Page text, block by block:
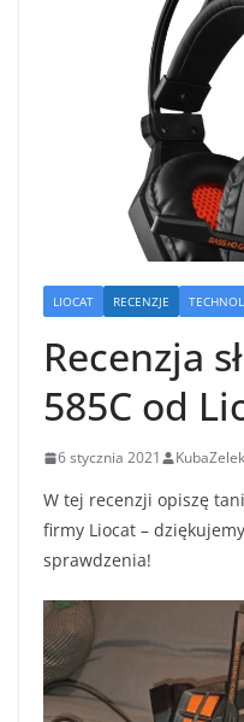
LIOCAT RECENZJE
Recenzja
585C od
6 stycznia 2021 KubaZelek
W tej recenzji opiszę
firmy Liocat –
sprawdzenia!